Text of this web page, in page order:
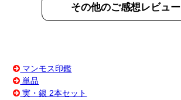
その他のご感想レビュー
マンモス印鑑
単品
実・銀 2本セット